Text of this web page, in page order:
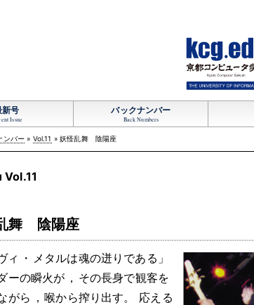
新号
Issue
バックナンバー
Back Numbers
ンバー » Vol.11 » 妖怪乱舞 陰陽座
舞 陰陽座
ィ ・ メタルは魂の迸りである」
ーの瞬火が ， その長身で観客を
がら ， 喉から搾り出す。
応える